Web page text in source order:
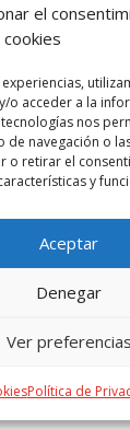
el
o acceder a la
nos
navegación o
o retirar el
y
Aceptar
Denegar
Ver preferencias
Política de
VERDE